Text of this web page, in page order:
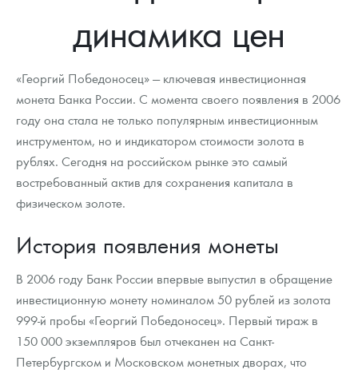
Монеты Царской России
Монеты стран мира после 1950г
Георгий Победоносец
Золотой червонец Сеятель
Золотые слитки
Аксессуары
Гарри Поттер
Флот: ледоколы и корабли
Жетоны "Необыкновенные обитатели глубин"
Ювелирные изделия
Русская нумизматика
Выкуп монет
Выкуп серебряных монет
Вопрос - ответ
Памятка для работы с монетами из драгметаллов
Условия возврата
Политика конфиденциальности
Положение по обработке и защите персональных данных
Информация
Распродажа монет и жетонов
Аналитика и события
Итоги 2025 года. Прогноз курсов золота, серебра, платины на
2026 год
Cтатьи
Георгий Победоносец - динамика цен
Курс золота и серебра
Лом выкуп
Скупка слитков
Контакты
О нас
Наши преимущества
Письмо директору
динамика цен
«Георгий Победоносец» — ключевая инвестиционная
монета Банка России. С момента своего появления в 2006
году она стала не только популярным инвестиционным
инструментом, но и индикатором стоимости золота в
рублях. Сегодня на российском рынке это самый
востребованный актив для сохранения капитала в
физическом золоте.
История появления монеты
В 2006 году Банк России впервые выпустил в обращение
инвестиционную монету номиналом 50 рублей из золота
999-й пробы «Георгий Победоносец». Первый тираж в
150 000 экземпляров был отчеканен на Санкт-
Петербургском и Московском монетных дворах, что